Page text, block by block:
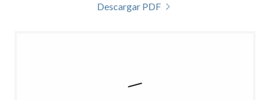
Descargar PDF